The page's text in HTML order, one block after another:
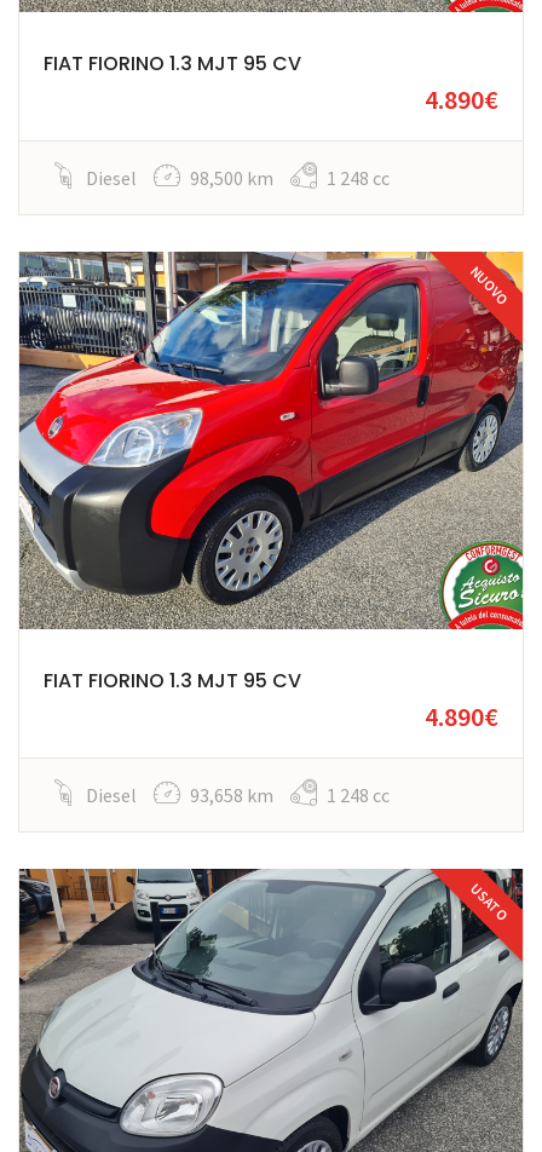
FIAT FIORINO 1.3 MJT 95 CV
4.890€
Diesel 98,500 km 1 248 cc
NUOVO
FIAT FIORINO 1.3 MJT 95 CV
4.890€
Diesel 93,658 km 1 248 cc
USATO